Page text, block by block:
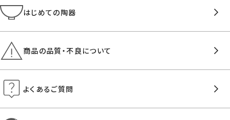
はじめての陶器
商品の品質・不良について
よくあるご質問